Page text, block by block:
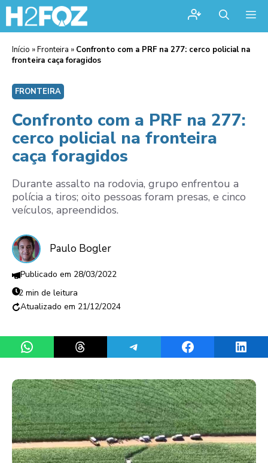
Início »Fronteira » Confronto com a PRF na 277: cerco policial na
fronteira caça foragidos
FRONTEIRA
Confronto com a PRF na 277:
cerco policial na fronteira
caça foragidos
Durante assalto na rodovia, grupo enfrentou a
polícia a tiros; oito pessoas foram presas, e cinco
veículos, apreendidos.
Paulo Bogler
28/03/2022
2 min de leitura
21/12/2024
Share on WhatsAppShare on ThreadsShare on TelegramShare on Facebook